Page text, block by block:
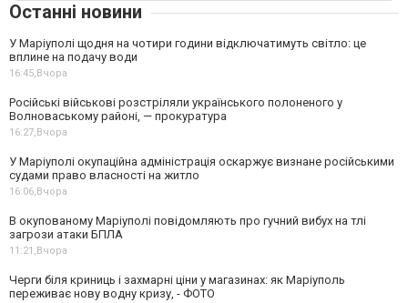
Останні новини
У Маріуполі щодня на чотири години відключатимуть світло: це
вплине на подачу води
16:45,Вчора
Російські військові розстріляли українського полоненого у
Волноваському районі, — прокуратура
16:27,Вчора
У Маріуполі окупаційна адміністрація оскаржує визнане російськими
судами право власності на житло
16:06,Вчора
В окупованому Маріуполі повідомляють про гучний вибух на тлі
загрози атаки БПЛА
11:21,Вчора
Черги біля криниць і захмарні ціни у магазинах: як Маріуполь
переживає нову водну кризу, - ФОТО